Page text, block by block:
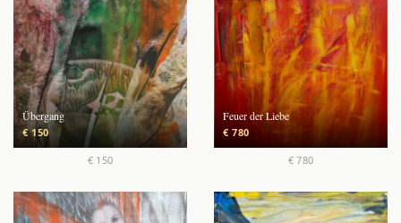
Übergang
€ 150
€ 150
Feuer der Liebe
€ 780
€ 780